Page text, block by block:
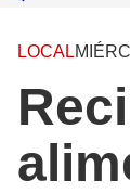
LOCAL